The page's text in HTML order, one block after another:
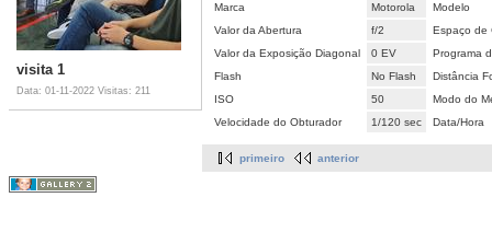
visita 1
Data: 01-11-2022 Visitas: 211
Marca
Motorola
Modelo
Valor da Abertura
f/2
Espaço de
Valor da Exposição Diagonal
0 EV
Programa
Flash
No Flash
Distância
ISO
50
Modo do
Velocidade do Obturador
1/120 sec Data/Hora
primeiro anterior